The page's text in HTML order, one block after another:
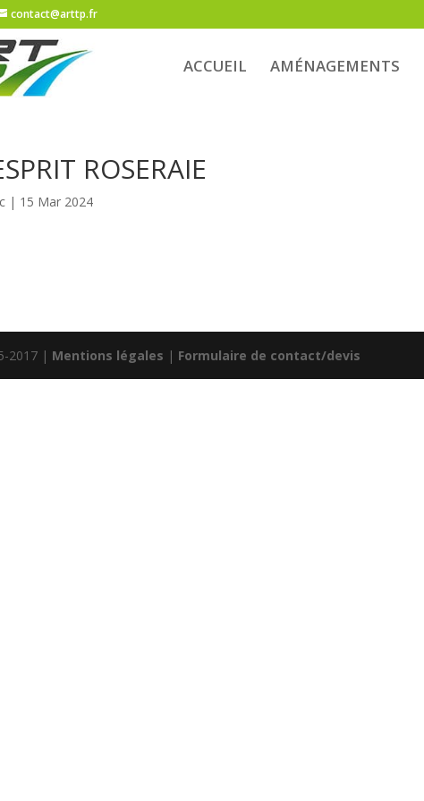
contact@arttp.fr
ACCUEIL AMÉNAGEMENTS
ROSERAIE
| 15 Mar 2024
2017 | Mentions légales | Formulaire de contact/devis